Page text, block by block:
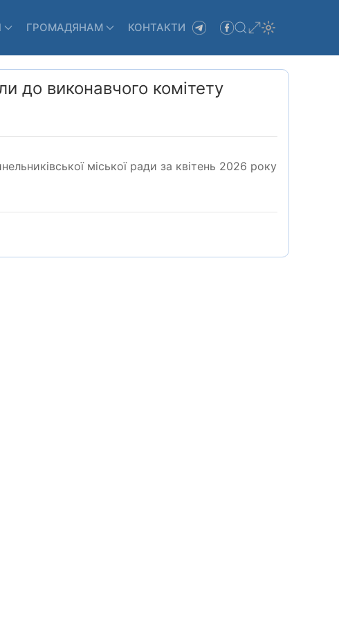
ГРОМАДЯНАМ КОНТАКТИ
до виконавчого комітету
міської ради за квітень 2026 року